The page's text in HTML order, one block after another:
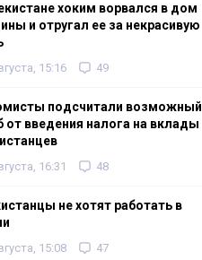
хоким ворвался в дом
и отругал ее за некрасивую
15:16 49
подсчитали возможный
от введения налога на вклады
16:31 48
не хотят работать в
15:08 47